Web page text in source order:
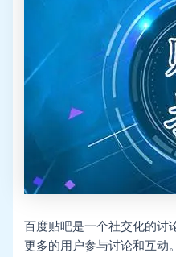
百度贴吧是一个社交化的讨
更多的用户参与讨论和互动